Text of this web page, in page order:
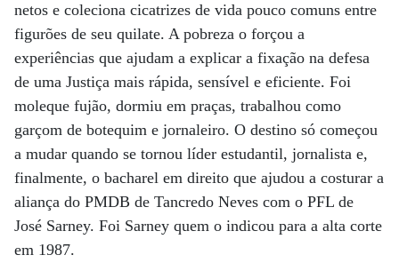
netos e coleciona cicatrizes de vida pouco comuns entre
figurões de seu quilate. A pobreza o forçou a
experiências que ajudam a explicar a fixação na defesa
de uma Justiça mais rápida, sensível e eficiente. Foi
moleque fujão, dormiu em praças, trabalhou como
garçom de botequim e jornaleiro. O destino só começou
a mudar quando se tornou líder estudantil, jornalista e,
finalmente, o bacharel em direito que ajudou a costurar a
aliança do PMDB de Tancredo Neves com o PFL de
José Sarney. Foi Sarney quem o indicou para a alta corte
em 1987.